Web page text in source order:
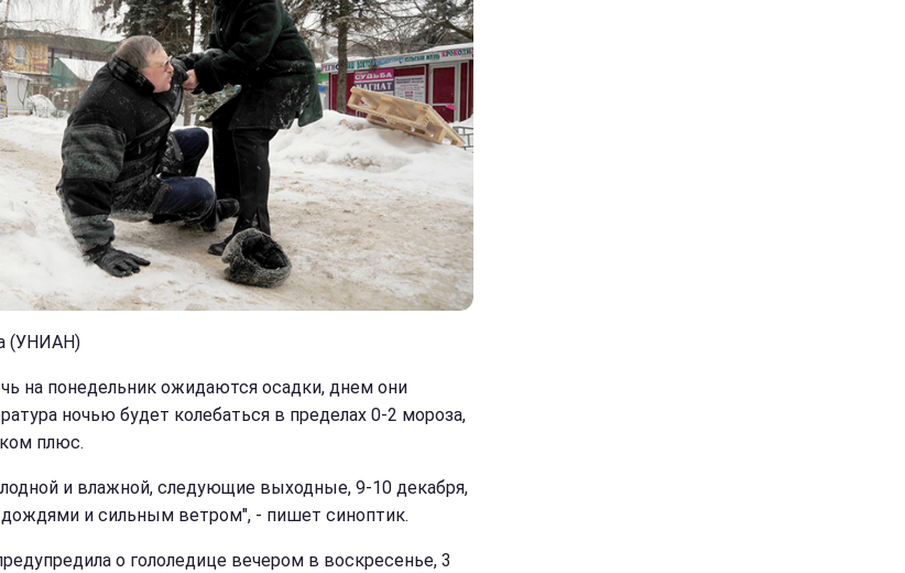
(УНИАН)
на понедельник ожидаются осадки, днем они
ночью будет колебаться в пределах 0-2 мороза,
плюс.
и влажной, следующие выходные, 9-10 декабря,
дождями и сильным ветром", - пишет синоптик.
о гололедице вечером в воскресенье, 3